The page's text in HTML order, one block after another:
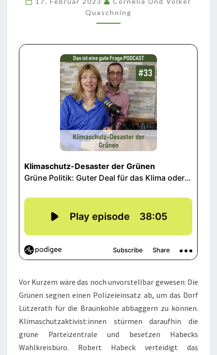
Quaschning
Vor Kurzem wäre das noch unvorstellbar gewesen: Die
Grünen segnen einen Polizeieinsatz ab, um das Dorf
Lützerath für die Braunkohle abbaggern zu können.
Klimaschutzaktivist:innen stürmen daraufhin die
grüne Parteizentrale und besetzen Habecks
Wahlkreisbüro. Robert Habeck verteidigt das